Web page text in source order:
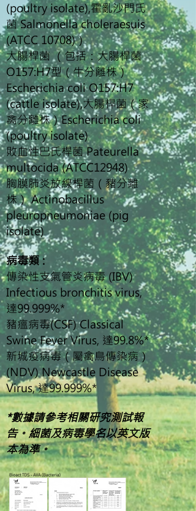
(poultry isolate),霍亂沙門氏
菌 Salmonella choleraesuis
(ATCC 10708)）
大腸桿菌 （包括：大腸桿菌
O157:H7型（牛分離株）
Escherichia coli O157:H7
(cattle isolate),大腸桿菌（家
禽分離株）Escherichia coli
(poultry isolate)
敗血性巴氏桿菌 Pateurella
multocida (ATCC12948)
胸膜肺炎放線桿菌（豬分離
株） Actinobacillus
pleuropneumoniae (pig
isolate)
病毒類 :
傳染性支氣管炎病毒 (IBV)
Infectious bronchitis virus,
達99.999%*
豬瘟病毒(CSF) Classical
Swine Fever Virus, 達99.8%*
新城疫病毒（屬禽鳥傳染病）
(NDV) Newcastle Disease
Virus, 達99.999%*
*數據請參考相關研究測試報
告。細菌及病毒學名以英文版
本為準。